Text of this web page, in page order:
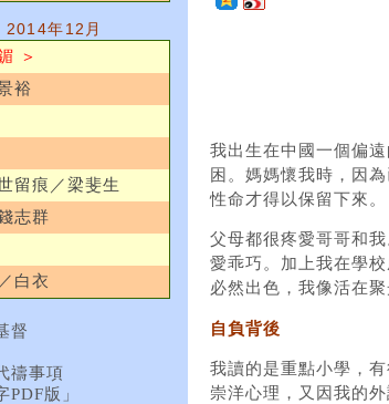
年12月
＞
裕
留痕／梁斐生
志群
白衣
督
禱事項
版」
我出生在中國一個偏
困。媽媽懷我時，因
性命才得以保留下來。
父母都很疼愛哥哥和
愛乖巧。加上我在學
必然出色，我像活在
自負背後
我讀的是重點小學，
崇洋心理，又因我的